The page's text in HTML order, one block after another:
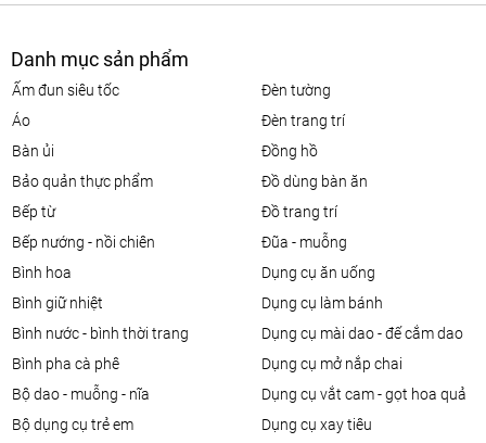
Danh mục sản phẩm
ấm đun siêu tốc
áo
bàn ủi
bảo quản thực phẩm
bếp từ
bếp nướng - nồi chiên
bình hoa
bình giữ nhiệt
bình nước - bình thời trang
bình pha cà phê
bộ dao - muỗng - nĩa
bộ dụng cụ trẻ em
đèn tường
đèn trang trí
đồng hồ
đồ dùng bàn ăn
đồ trang trí
đũa - muỗng
dụng cụ ăn uống
dụng cụ làm bánh
dụng cụ mài dao - đế cắm dao
dụng cụ mở nắp chai
dụng cụ vắt cam - gọt hoa quả
dụng cụ xay tiêu